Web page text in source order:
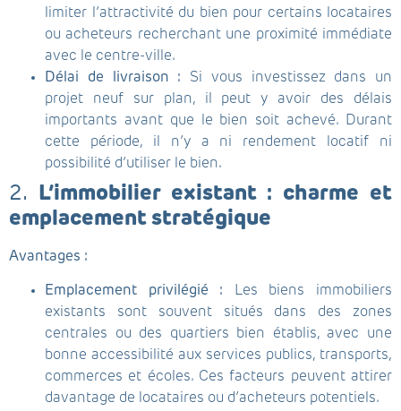
limiter l’attractivité du bien pour certains locataires
ou acheteurs recherchant une proximité immédiate
avec le centre-ville.
Délai de livraison : Si vous investissez dans un
projet neuf sur plan, il peut y avoir des délais
importants avant que le bien soit achevé. Durant
cette période, il n’y a ni rendement locatif ni
possibilité d’utiliser le bien.
2. L’immobilier existant : charme et
emplacement stratégique
Avantages :
Emplacement privilégié : Les biens immobiliers
existants sont souvent situés dans des zones
centrales ou des quartiers bien établis, avec une
bonne accessibilité aux services publics, transports,
commerces et écoles. Ces facteurs peuvent attirer
davantage de locataires ou d’acheteurs potentiels.